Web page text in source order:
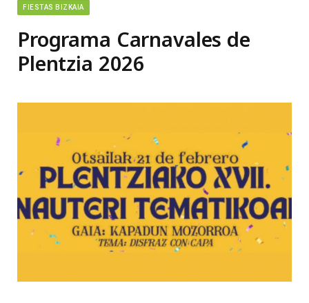
FIESTAS BIZKAIA
Programa Carnavales de
Plentzia 2026